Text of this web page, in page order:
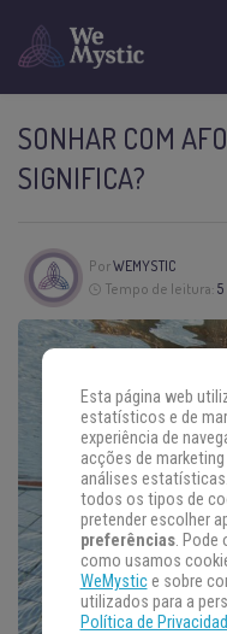
SONHAR COM
SIGNIFICA?
PorWEMYSTIC
Tempo de leitura:
Esta página web
estatísticos e de
experiência de
acções de
análises
todos os tipos de
pretender escolher
preferências. Pode
como usamos
WeMystice sobre
utilizados para a
Política de